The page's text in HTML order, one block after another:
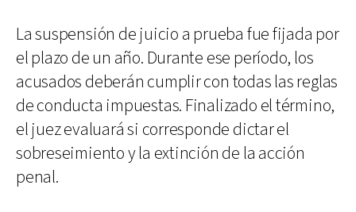
La suspensión de juicio a prueba fue fijada por
el plazo de un año. Durante ese período, los
acusados deberán cumplir con todas las reglas
de conducta impuestas. Finalizado el término,
el juez evaluará si corresponde dictar el
sobreseimiento y la extinción de la acción
penal.